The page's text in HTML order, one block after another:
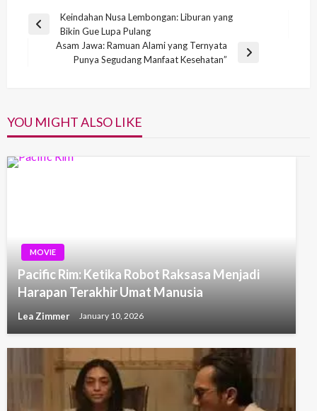
Post
navigation
Previous
Keindahan Nusa Lembongan: Liburan yang
Bikin Gue Lupa Pulang
Asam Jawa: Ramuan Alami yang Ternyata
Punya Segudang Manfaat Kesehatan”
YOU MIGHT ALSO LIKE
MOVIE
Pacific Rim: Ketika Robot Raksasa Menjadi
Harapan Terakhir Umat Manusia
Lea Zimmer January 10, 2026